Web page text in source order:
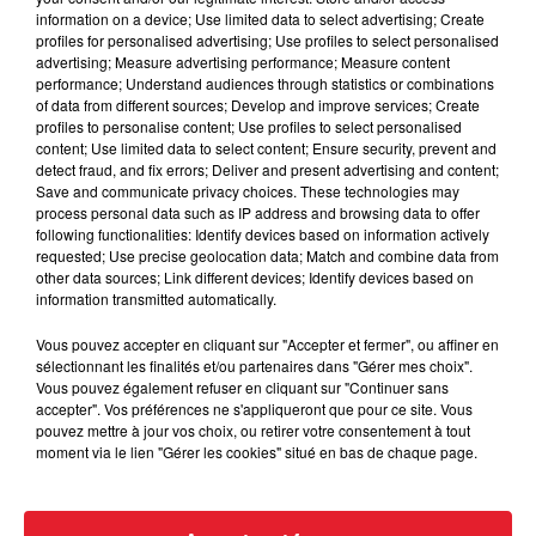
Cassie met fin à une ex-escorte
masculine dans sa bataille...
Des vitres tombent de la tour
Montparnasse : des désaccords
entre...
Incendies en Gironde : encore
plusieurs semaines avant
l'extinction...
information on a device; Use limited data to select advertising; Create
profiles for personalised advertising; Use profiles to select personalised
advertising; Measure advertising performance; Measure content
performance; Understand audiences through statistics or combinations
of data from different sources; Develop and improve services; Create
profiles to personalise content; Use profiles to select personalised
content; Use limited data to select content; Ensure security, prevent and
detect fraud, and fix errors; Deliver and present advertising and content;
Save and communicate privacy choices. These technologies may
process personal data such as IP address and browsing data to offer
following functionalities: Identify devices based on information actively
requested; Use precise geolocation data; Match and combine data from
other data sources; Link different devices; Identify devices based on
information transmitted automatically.
Vous pouvez accepter en cliquant sur "Accepter et fermer", ou affiner en
sélectionnant les finalités et/ou partenaires dans "Gérer mes choix".
Vous pouvez également refuser en cliquant sur "Continuer sans
accepter". Vos préférences ne s'appliqueront que pour ce site. Vous
pouvez mettre à jour vos choix, ou retirer votre consentement à tout
moment via le lien "Gérer les cookies" situé en bas de chaque page.